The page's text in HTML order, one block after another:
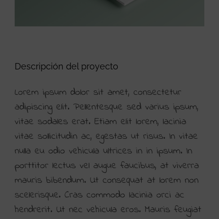
Descripción del proyecto
Lorem ipsum dolor sit amet, consectetur
adipiscing elit. Pellentesque sed varius ipsum,
vitae sodales erat. Etiam elit lorem, lacinia
vitae sollicitudin ac, egestas ut risus. In vitae
nulla eu odio vehicula ultrices in in ipsum. In
porttitor lectus vel augue faucibus, at viverra
mauris bibendum. Ut consequat at lorem non
scelerisque. Cras commodo lacinia orci ac
hendrerit. Ut nec vehicula eros. Mauris feugiat